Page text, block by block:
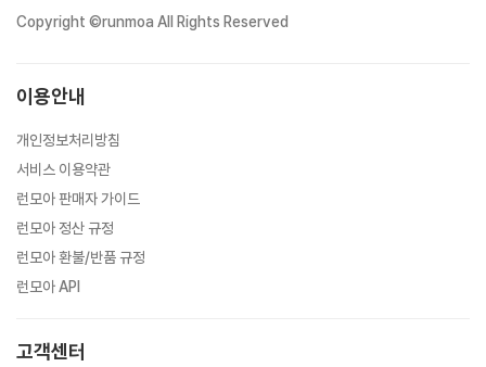
Copyright ©runmoa All Rights Reserved
이용안내
개인정보처리방침
서비스 이용약관
런모아 판매자 가이드
런모아 정산 규정
런모아 환불/반품 규정
런모아 API
고객센터